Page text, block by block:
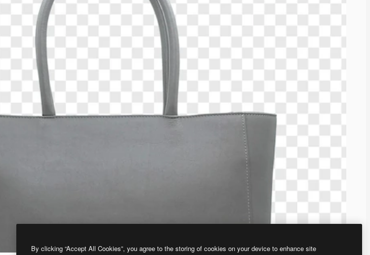
By clicking “Accept All Cookies”, you agree to the storing of cookies on your device to enhance site